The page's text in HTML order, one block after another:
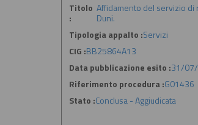
Titolo
:
Affidamento del servizio di
Duni.
Tipologia appalto :Servizi
CIG :BB25864A13
Data pubblicazione esito :31/
Riferimento procedura :G01436
Stato :Conclusa - Aggiudicata